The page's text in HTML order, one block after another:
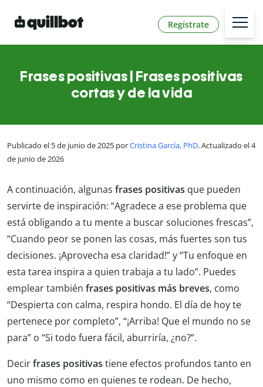
Regístrate
Frases positivas | Frases positivas
cortas y de la vida
Publicado el 5 de junio de 2025 porCristina García, PhD. Actualizado el 4
de junio de 2026
A continuación, algunas frases positivas que pueden
servirte de inspiración: “Agradece a ese problema que
está obligando a tu mente a buscar soluciones frescas”,
“Cuando peor se ponen las cosas, más fuertes son tus
decisiones. ¡Aprovecha esa claridad!” y “Tu enfoque en
esta tarea inspira a quien trabaja a tu lado”. Puedes
emplear también frases positivas más breves, como
“Despierta con calma, respira hondo. El día de hoy te
pertenece por completo”, “¡Arriba! Que el mundo no se
para” o “Si todo fuera fácil, aburriría, ¿no?”.
Decirfrases positivas tiene efectos profundos tanto en
uno mismo como en quienes te rodean. De hecho,